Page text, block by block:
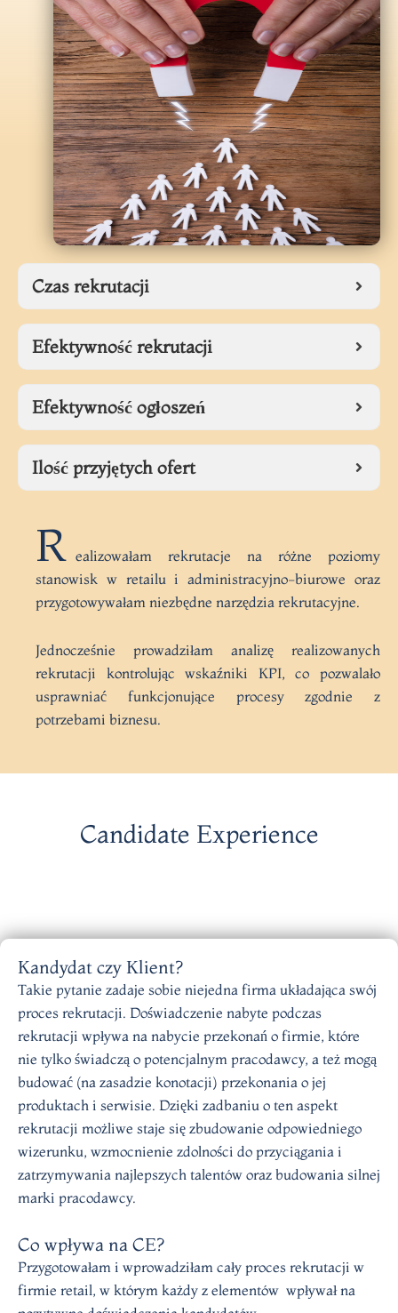
Czas rekrutacji
Efektywność rekrutacji
Efektywność ogłoszeń
Ilość przyjętych ofert
R ealizowałam rekrutacje na różne poziomy
stanowisk w retailu i administracyjno-biurowe oraz
przygotowywałam niezbędne narzędzia rekrutacyjne.
Jednocześnie prowadziłam analizę realizowanych
rekrutacji kontrolując wskaźniki KPI, co pozwalało
usprawniać funkcjonujące procesy zgodnie z
potrzebami biznesu.
Candidate Experience
Kandydat czy Klient?
Takie pytanie zadaje sobie niejedna firma układająca swój
proces rekrutacji. Doświadczenie nabyte podczas
rekrutacji wpływa na nabycie przekonań o firmie, które
nie tylko świadczą o potencjalnym pracodawcy, a też mogą
budować (na zasadzie konotacji) przekonania o jej
produktach i serwisie. Dzięki zadbaniu o ten aspekt
rekrutacji możliwe staje się zbudowanie odpowiedniego
wizerunku, wzmocnienie zdolności do przyciągania i
zatrzymywania najlepszych talentów oraz budowania silnej
marki pracodawcy.
Co wpływa na CE?
Przygotowałam i wprowadziłam cały proces rekrutacji w
firmie retail, w którym każdy z elementów wpływał na